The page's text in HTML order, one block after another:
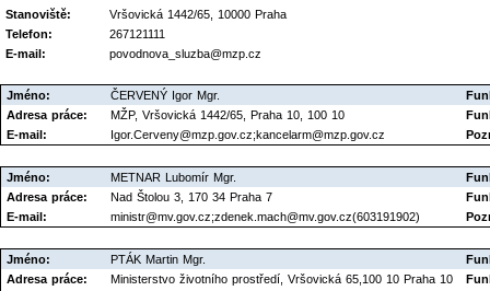
Stanoviště:
Vršovická 1442/65, 10000 Praha
Telefon:
267121111
E-mail:
povodnova_sluzba@mzp.cz
Jméno: ČERVENÝ Igor Mgr.
Adresa práce:
MŽP, Vršovická 1442/65, Praha 10, 100 10
E-mail:
Igor.Cerveny@mzp.gov.cz;kancelarm@mzp.gov.cz
Jméno: METNAR Lubomír Mgr.
Adresa práce:
Nad Štolou 3, 170 34 Praha 7
E-mail:
ministr@mv.gov.cz;zdenek.mach@mv.gov.cz(603191902)
Jméno: PTÁK Martin Mgr.
Adresa práce:
Ministerstvo životního prostředí, Vršovická 65,100 10 Praha 10